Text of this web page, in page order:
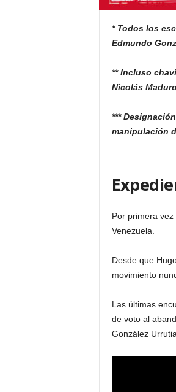
* Todos los
Edmundo
** Incluso
Nicolás
***
manipulación
Por primera
Venezuela.
Desde que
movimiento
Las últimas
de voto al
González